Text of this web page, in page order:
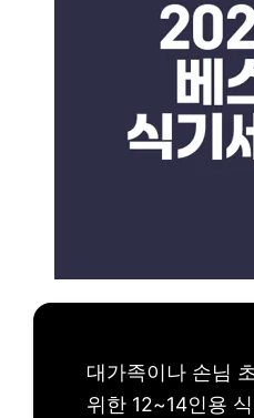
대가족이나 손님
위한 12~14인용